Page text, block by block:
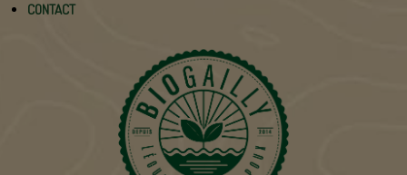
CONTACT